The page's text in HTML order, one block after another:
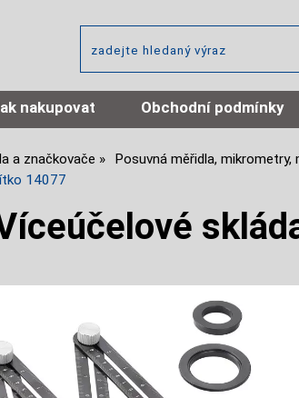
nakupovat Obchodní podmínky
a značkovače Posuvná měřidla, mikrometry,
14077